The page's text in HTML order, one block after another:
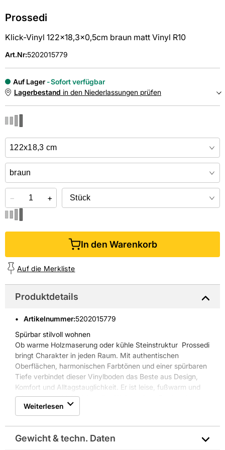
Prossedi
Klick-Vinyl 122x18,3x0,5cm braun matt Vinyl R10
Art.Nr:5202015779
Auf Lager
Sofort verfügbar
Lagerbestand in den Niederlassungen prüfen
Online kaufen &
− +
In den Warenkorb
Auf die Merkliste
Produktdetails
Artikelnummer:5202015779
Spürbar stilvoll wohnen
Ob warme Holzmaserung oder kühle Steinstruktur  Prossedi
bringt Charakter in jeden Raum. Mit authentischen
Oberflächen, harmonischen Farbtönen und einer spürbaren
Tiefe verbindet dieser Vinylboden das Beste aus Design,
Komfort und Alltagstauglichkeit. Er ist leise, fußwarm und
robust  gemacht für lebendige Wohnwelten. Dank seiner
hohen Strapazierfähigkeit und pflegeleichten Oberfläche
eignet sich Prossedi ideal für ein stilvolles Zuhause  vom
entspannten Wohnzimmer bis zum belebten Familienflur.
Prossedi passt sich an, wirkt nie aufdringlich und zeigt sich
Weiterlesen
Gewicht & techn. Daten